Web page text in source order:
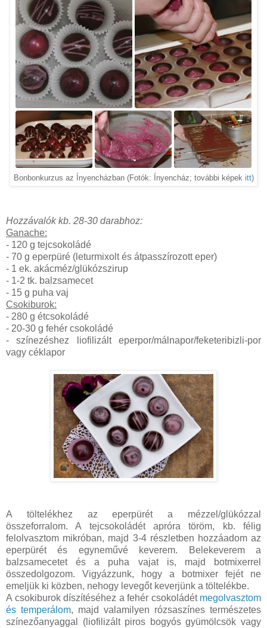
Bonbonkurzus az Ínyencházban (Fotók: Ínyencház; további képek itt)
Hozzávalók kb. 28-30 darabhoz:
Ganache:
- 120 g tejcsokoládé
- 70 g eperpüré (leturmixolt és átpasszírozott eper)
- 1 ek. akácméz/glükózszirup
- 1-2 tk. balzsamecet
- 15 g puha vaj
Csokiburok:
- 280 g étcsokoládé
- 20-30 g fehér csokoládé
- színezéshez liofilizált eperpor/málnapor/feketeribizli-por
vagy céklapor
A töltelékhez az eperpürét a mézzel/glükózzal
összeforralom. A tejcsokoládét apróra töröm, kb. félig
felolvasztom mikróban, majd 3-4 részletben hozzáadom az
eperpürét és egyneművé keverem. Belekeverem a
balzsamecetet és a puha vajat is, majd botmixerrel
összedolgozom. Vigyázzunk, hogy a botmixer fejét ne
emeljük ki közben, nehogy levegőt keverjünk a töltelékbe.
A csokiburok díszítéséhez a fehér csokoládét megolvasztom
és temperálom, majd valamilyen rózsaszínes természetes
színezőanyaggal (liofilizált piros bogyós gyümölcsök vagy